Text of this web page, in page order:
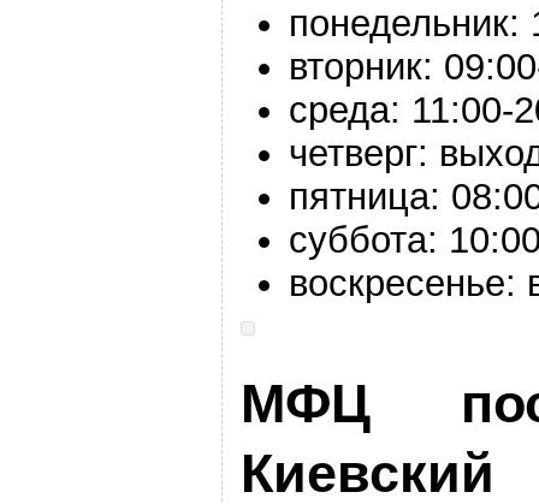
понедельник:
вторник:
среда: 11:00-
четверг:
пятница:
суббота:
воскресенье:
МФЦ
Киевский